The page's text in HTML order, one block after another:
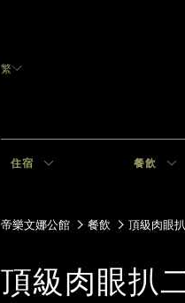
繁
住宿 餐飲
帝樂文娜公館 餐飲 頂級肉眼
頂級肉眼扒